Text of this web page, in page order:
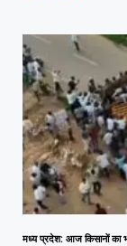
मध्य प्रदेश: आज किसानों का